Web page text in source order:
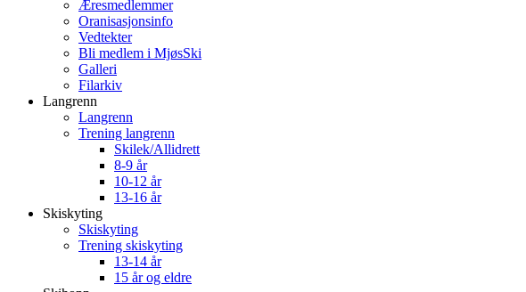
Æresmedlemmer
Oranisasjonsinfo
Vedtekter
Bli medlem i MjøsSki
Galleri
Filarkiv
Langrenn
Langrenn
Trening langrenn
Skilek/Allidrett
8-9 år
10-12 år
13-16 år
Skiskyting
Skiskyting
Trening skiskyting
13-14 år
15 år og eldre